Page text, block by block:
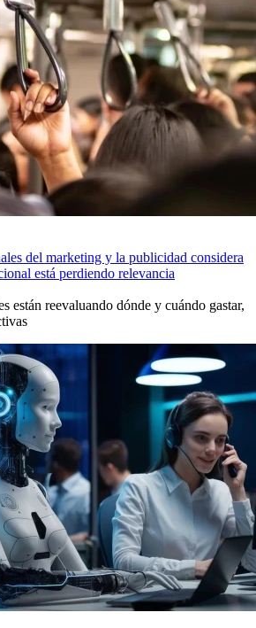
del marketing y la publicidad considera
está perdiendo relevancia
están reevaluando dónde y cuándo gastar,